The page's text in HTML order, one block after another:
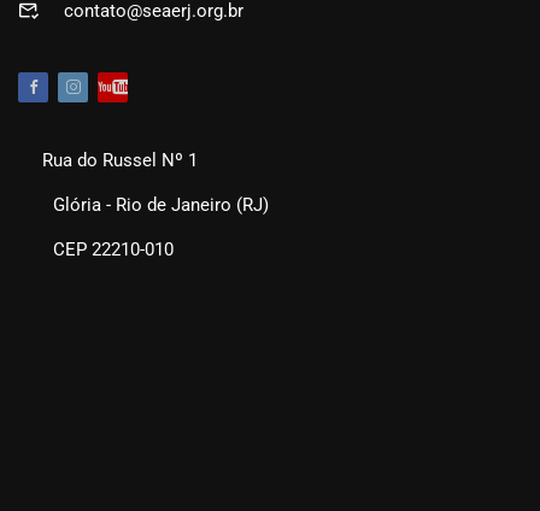
contato@seaerj.org.br
Rua do Russel Nº 1
Glória - Rio de Janeiro (RJ)
CEP 22210-010